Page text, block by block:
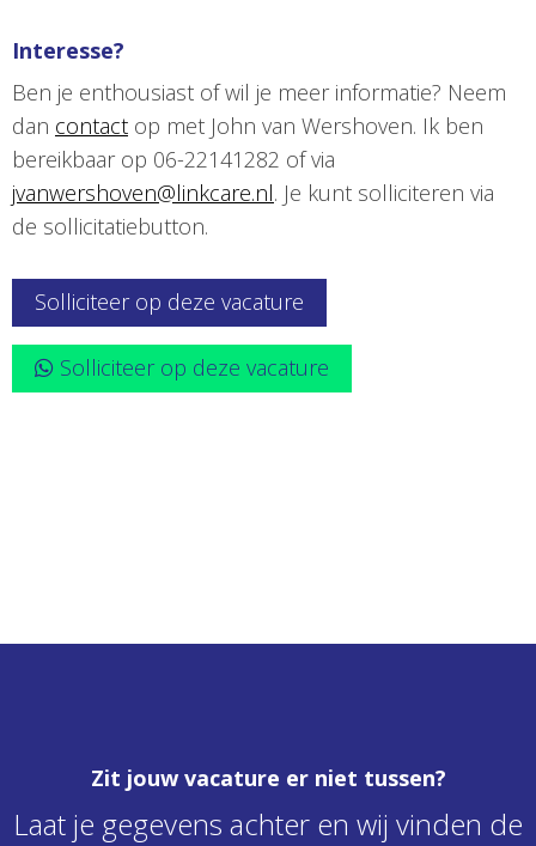
Interesse?
Ben je enthousiast of wil je meer informatie? Neem
dan contact op met John van Wershoven. Ik ben
bereikbaar op 06-22141282 of via
jvanwershoven@linkcare.nl. Je kunt solliciteren via
de sollicitatiebutton.
Solliciteer op deze vacature
Solliciteer op deze vacature
Zit jouw vacature er niet tussen?
Laat je gegevens achter en wij vinden de